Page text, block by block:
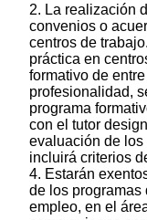
2. La realización
convenios o
centros de
práctica en
formativo de
profesionalidad,
programa
con el tutor
evaluación de los
incluirá criterios
4. Estarán
de los programas
empleo, en el